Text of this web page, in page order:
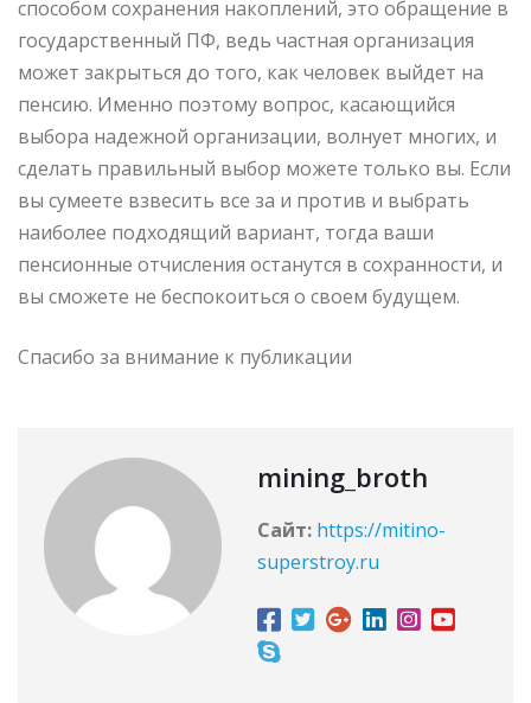
способом сохранения накоплений, это обращение в
государственный ПФ, ведь частная организация
может закрыться до того, как человек выйдет на
пенсию. Именно поэтому вопрос, касающийся
выбора надежной организации, волнует многих, и
сделать правильный выбор можете только вы. Если
вы сумеете взвесить все за и против и выбрать
наиболее подходящий вариант, тогда ваши
пенсионные отчисления останутся в сохранности, и
вы сможете не беспокоиться о своем будущем.
Спасибо за внимание к публикации
mining_broth
Сайт: https://mitino-
superstroy.ru